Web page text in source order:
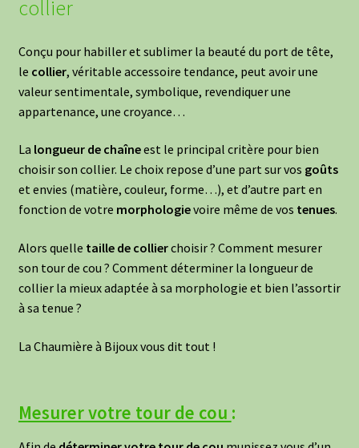
collier
Conçu pour habiller et sublimer la beauté du port de tête,
le collier, véritable accessoire tendance, peut avoir une
valeur sentimentale, symbolique, revendiquer une
appartenance, une croyance…
La longueur de chaîneest le principal critère pour bien
choisir son collier. Le choix repose d’une part sur vos goûts
et envies (matière, couleur, forme…), et d’autre part en
fonction de votre morphologievoire même de vos tenues.
Alors quelle taille de collierchoisir ? Comment mesurer
son tour de cou ? Comment déterminer la longueur de
collier la mieux adaptée à sa morphologie et bien l’assortir
à sa tenue ?
La Chaumière à Bijoux vous dit tout !
Mesurer votre tour de cou :